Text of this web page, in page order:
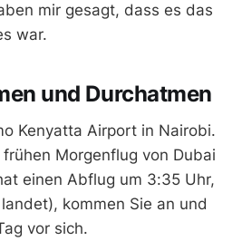
mir gesagt, dass es das
war.
und Durchatmen
Kenyatta Airport in Nairobi.
Morgenflug von Dubai
einen Abflug um 3:35 Uhr,
kommen Sie an und
vor sich.